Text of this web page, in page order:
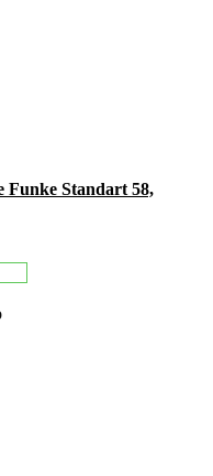
Funke Standart 58,